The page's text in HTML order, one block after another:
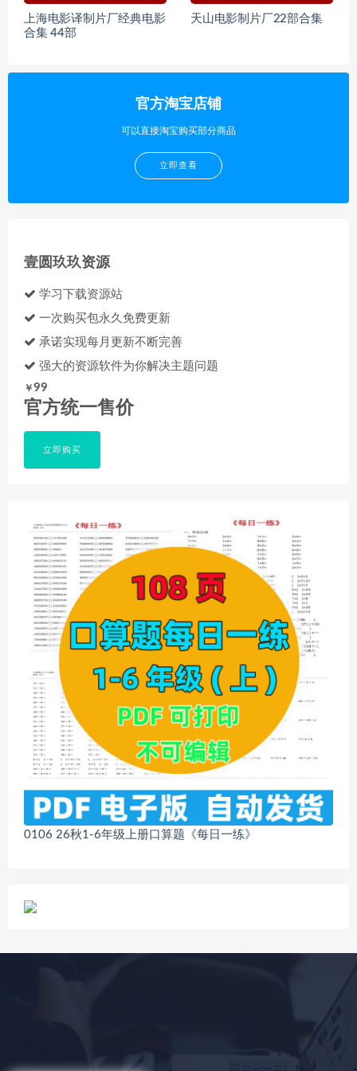
上海电影译制片厂经典电影
合集 44部
天山电影制片厂22部合集
官方淘宝店铺
可以直接淘宝购买部分商品
立即查看
壹圆玖玖资源
学习下载资源站
一次购买包永久免费更新
承诺实现每月更新不断完善
强大的资源软件为你解决主题问题
￥99
官方统一售价
立即购买
0106 26秋1-6年级上册口算题《每日一练》